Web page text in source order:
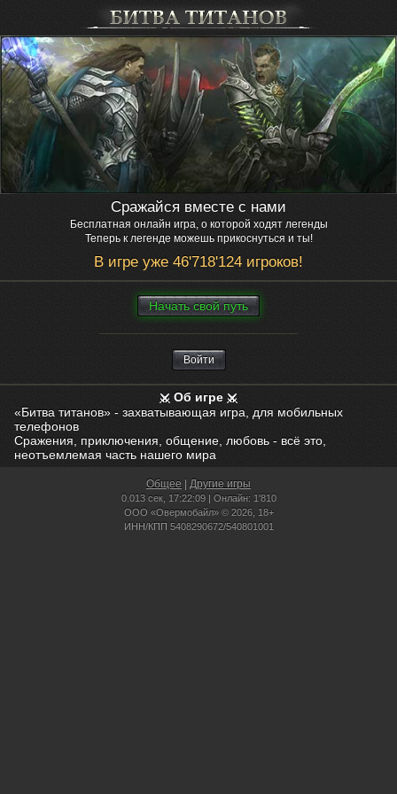
Сражайся вместе с нами
Бесплатная онлайн игра, о которой ходят легенды
Теперь к легенде можешь прикоснуться и ты!
В игре уже 46'718'124 игроков!
Нaчaть свой путь
Войти
Об игре
«Битва титанов» - захватывающая игра, для мобильных
телефонов
Сражения, приключения, общение, любовь - всё это,
неотъемлемая часть нашего мира
Общее Другие игры
0.013 сек, 17:22:09 | Онлайн: 1'810
ООО «Овермобайл» © 2026, 18+
ИНН/КПП 5408290672/540801001